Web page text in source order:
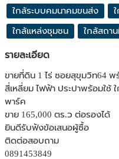
ใกล้ระบบคมนาคมขนส่ง
ใกล้แหล่งชุมชน ใกล้สถา
รายละเอียด
ขายที่ดิน 1 ไร่ ซอยสุขุมวิท64
สี่เหลี่ยม ไฟฟ้า ประปาพร้อมใ
พาร์ค
ขาย 165,000 ตร.ว ต่อรองได้
ยินดีรับฟังข้อเสนอผู้ซื้อ
ติดต่อสอบถาม
0891453849